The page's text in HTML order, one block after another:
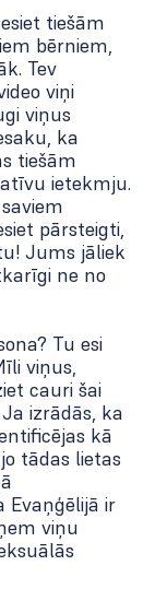
tiešām
bērniem,
Tev
viņi
viņus
ka
tiešām
ietekmju.
pārsteigti,
Jums jāliek
ne no
Tu esi
viņus,
cauri šai
izrādās, ka
kā
tādas lietas
Evaņģēlijā ir
viņu